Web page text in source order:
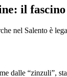
il fascino
nel Salento è
dalle “zinzuli”,